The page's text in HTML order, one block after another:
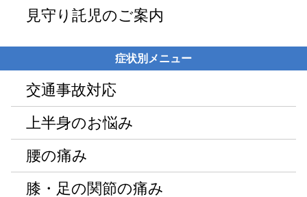
見守り託児のご案内
症状別メニュー
交通事故対応
上半身のお悩み
腰の痛み
膝・足の関節の痛み